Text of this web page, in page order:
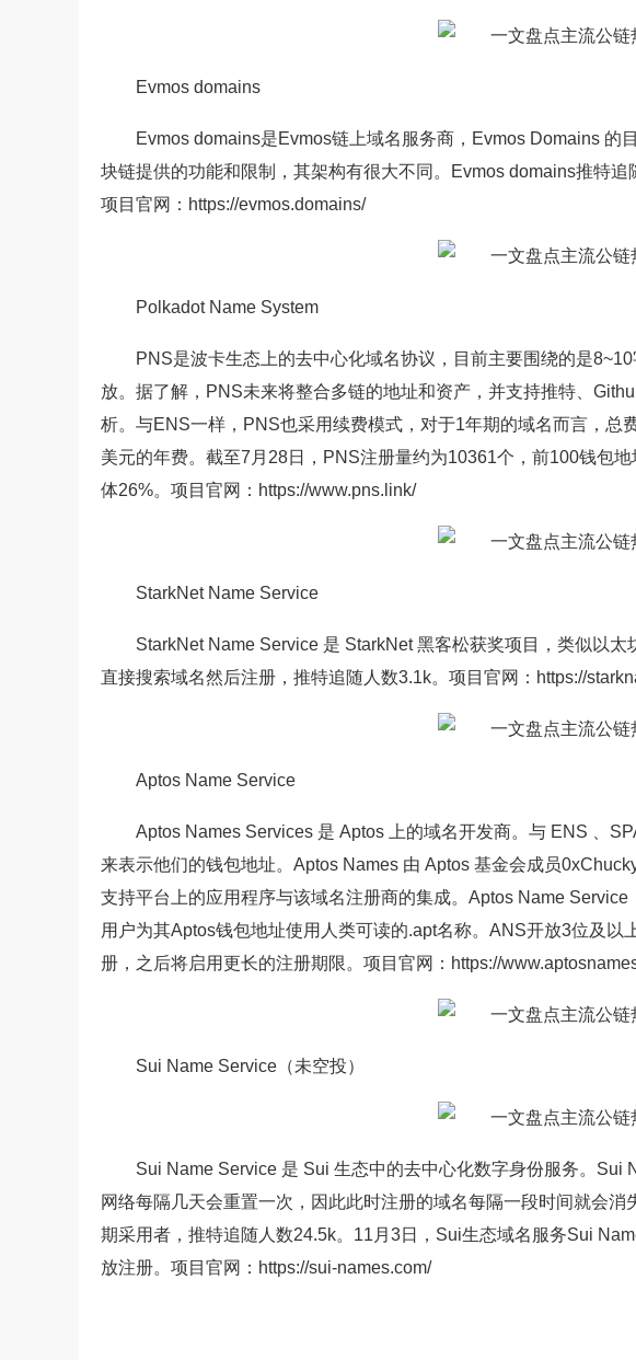
Evmos domains
Evmos domains是Evmos链上域名服务商，Evmos Domains 的
块链提供的功能和限制，其架构有很大不同。Evmos domains推特追
项目官网：https://evmos.domains/
Polkadot Name System
PNS是波卡生态上的去中心化域名协议，目前主要围绕的是
放。据了解，PNS未来将整合多链的地址和资产，并支持推特、
析。与ENS一样，PNS也采用续费模式，对于1年期的域名而言，总
美元的年费。截至7月28日，PNS注册量约为10361个，前100钱包
体26%。项目官网：https://www.pns.link/
StarkNet Name Service
StarkNet Name Service 是 StarkNet 黑客松获奖项目，类似以
直接搜索域名然后注册，推特追随人数3.1k。项目官网：https://
Aptos Name Service
Aptos Names Services 是 Aptos 上的域名开发商。与 ENS 、
来表示他们的钱包地址。Aptos Names 由 Aptos 基金会成员
支持平台上的应用程序与该域名注册商的集成。Aptos Name
用户为其Aptos钱包地址使用人类可读的.apt名称。ANS开放3位及
册，之后将启用更长的注册期限。项目官网：https://
Sui Name Service（未空投）
Sui Name Service 是 Sui 生态中的去中心化数字身份服务。Sui
网络每隔几天会重置一次，因此此时注册的域名每隔一段时间就会
期采用者，推特追随人数24.5k。11月3日，Sui生态域名服务Sui
放注册。项目官网：https://sui-names.com/